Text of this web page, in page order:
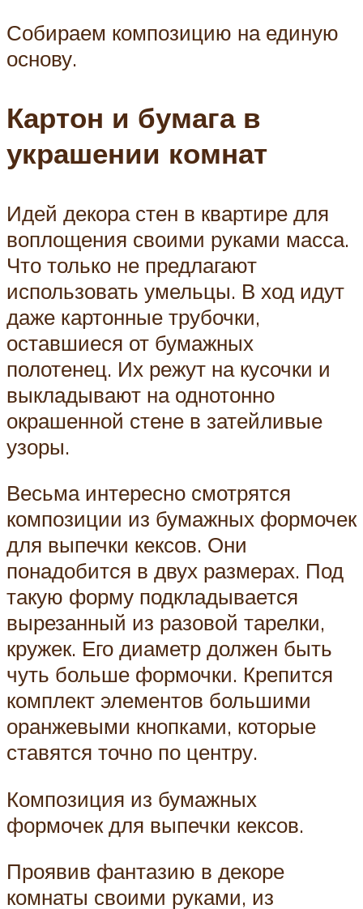
Собираем композицию на единую
основу.
Картон и бумага в
украшении комнат
Идей декора стен в квартире для
воплощения своими руками масса.
Что только не предлагают
использовать умельцы. В ход идут
даже картонные трубочки,
оставшиеся от бумажных
полотенец. Их режут на кусочки и
выкладывают на однотонно
окрашенной стене в затейливые
узоры.
Весьма интересно смотрятся
композиции из бумажных формочек
для выпечки кексов. Они
понадобится в двух размерах. Под
такую форму подкладывается
вырезанный из разовой тарелки,
кружек. Его диаметр должен быть
чуть больше формочки. Крепится
комплект элементов большими
оранжевыми кнопками, которые
ставятся точно по центру.
Композиция из бумажных
формочек для выпечки кексов.
Проявив фантазию в декоре
комнаты своими руками, из